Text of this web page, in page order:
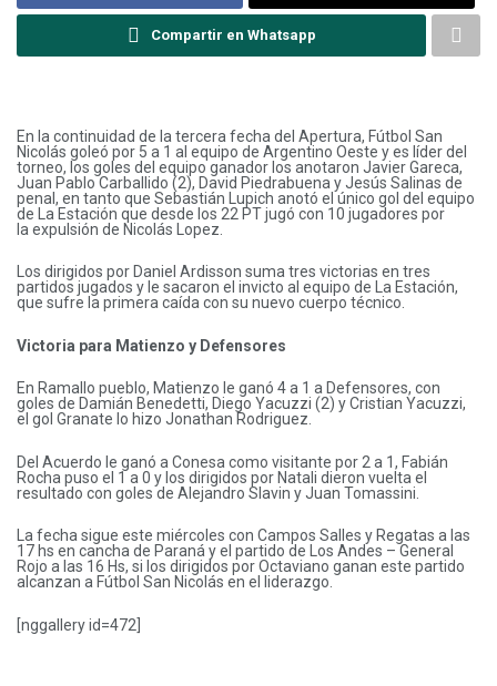
Compartir en Whatsapp
En la continuidad de la tercera fecha del Apertura, Fútbol San
Nicolás goleó por 5 a 1 al equipo de Argentino Oeste y es líder del
torneo, los goles del equipo ganador los anotaron Javier Gareca,
Juan Pablo Carballido (2), David Piedrabuena y Jesús Salinas de
penal, en tanto que Sebastián Lupich anotó el único gol del equipo
de La Estación que desde los 22 PT jugó con 10 jugadores por
la expulsión de Nicolás Lopez.
Los dirigidos por Daniel Ardisson suma tres victorias en tres
partidos jugados y le sacaron el invicto al equipo de La Estación,
que sufre la primera caída con su nuevo cuerpo técnico.
Victoria para Matienzo y Defensores
En Ramallo pueblo, Matienzo le ganó 4 a 1 a Defensores, con
goles de Damián Benedetti, Diego Yacuzzi (2) y Cristian Yacuzzi,
el gol Granate lo hizo Jonathan Rodriguez.
Del Acuerdo le ganó a Conesa como visitante por 2 a 1, Fabián
Rocha puso el 1 a 0 y los dirigidos por Natali dieron vuelta el
resultado con goles de Alejandro Slavin y Juan Tomassini.
La fecha sigue este miércoles con Campos Salles y Regatas a las
17 hs en cancha de Paraná y el partido de Los Andes – General
Rojo a las 16 Hs, si los dirigidos por Octaviano ganan este partido
alcanzan a Fútbol San Nicolás en el liderazgo.
[nggallery id=472]